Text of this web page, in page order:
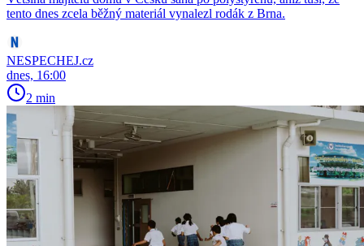
tento dnes zcela běžný materiál vynalezl rodák z Brna.
NESPECHEJ.cz
dnes, 16:00
2 min